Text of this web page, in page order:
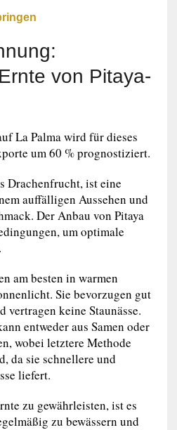
von Pitaya-
La Palma wird für dieses
um 60 % prognostiziert.
Drachenfrucht, ist eine
auffälligen Aussehen und
Der Anbau von Pitaya
um optimale
am besten in warmen
Sie bevorzugen gut
vertragen keine Staunässe.
entweder aus Samen oder
wobei letztere Methode
da sie schnellere und
liefert.
zu gewährleisten, ist es
zu bewässern und